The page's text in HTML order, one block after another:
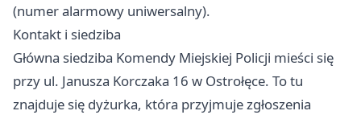
(numer alarmowy uniwersalny).
Kontakt i siedziba
Główna siedziba Komendy Miejskiej Policji mieści się
przy ul. Janusza Korczaka 16 w Ostrołęce. To tu
znajduje się dyżurka, która przyjmuje zgłoszenia